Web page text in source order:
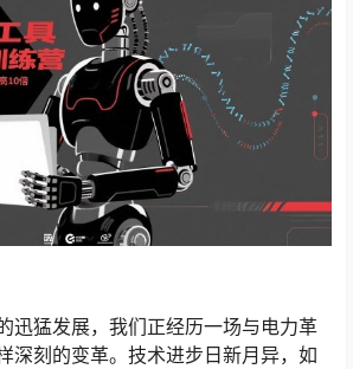
迅猛发展，我们正经历一场与电力革
深刻的变革。技术进步日新月异，如